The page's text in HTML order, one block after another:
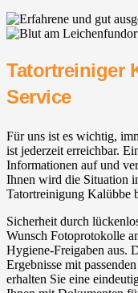
Tatortreiniger
Service
Für uns ist es wichtig,
ist jederzeit erreichbar.
Informationen auf und
Ihnen wird die Situation
Tatortreinigung Kalübbe
Sicherheit durch
Wunsch Fotoprotokolle
Hygiene-Freigaben aus.
Ergebnisse mit
erhalten Sie eine